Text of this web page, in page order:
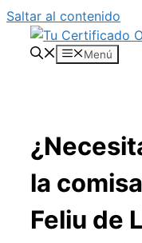
Saltar al contenido
Menú
la
Feliu de